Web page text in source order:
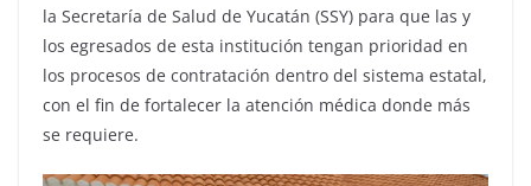
la Secretaría de Salud de Yucatán (SSY) para que las y
los egresados de esta institución tengan prioridad en
los procesos de contratación dentro del sistema estatal,
con el fin de fortalecer la atención médica donde más
se requiere.